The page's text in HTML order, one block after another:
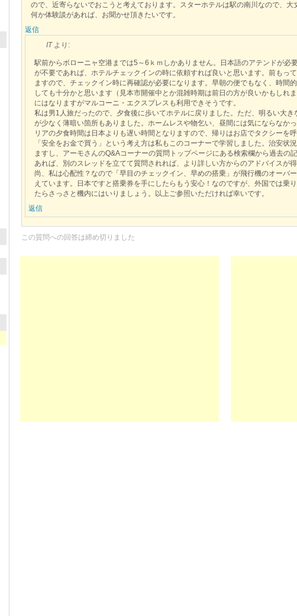
ので、近寄らないでおこうと考えております。スターホテルは駅の南川なので、大
何か体験談があれば、お聞かせ頂きたいです。
返信
IT より:
駅前からボローニャ空港までは5～6ｋｍしかありません。日本語のアテンドが必
が不要であれば、ホテルチェックインの時に依頼すれば良いと思います。前もっ
ますので、チェックイン時に再確認が必要になります。早朝の便でもなく、時間
しても十分かと思います（見本市開催中とか混雑時期は前日の方が良いかもしれ
にはなりますがマルコーニ・エクスプレスも利用できそうです。
私は男1人旅だったので、夕食後に歩いてホテルに戻りました。ただ、明るい大
が少なく薄暗い箇所もありました。ホームレスや物乞い、昼間には気にならなか
リアの夕食時間は日本よりも遅い時間となりますので、帰りはお店でタクシーを
「安全をお金で買う」という考え方は私もこのコーナーで学習しました。治安状
ますし、アーモさんのQ&Aコーナーの質問トップページにある検索欄から過去の
あれば、別のスレッドを立てて質問されれば、より詳しい方からのアドバイスが得
尚、私は心配性？なので「早目のチェックイン、早めの搭乗」が飛行機のオーバ
えています。日本ですと搭乗券を手にしたらもう安心！なのですが、外国では乗
たらさっさと機内にはいりましょう。以上ご参照いただければ幸いです。
返信
この質問への回答は締め切りました